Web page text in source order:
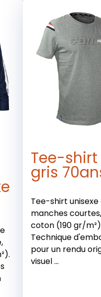
Tee-shirt
gris
Tee-shirt unisexe
manches courtes,
coton (190 gr/
Technique
pour un rendu
visuel ...